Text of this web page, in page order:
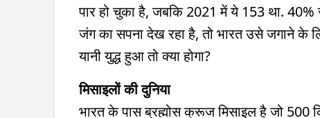
पार हो चुका है, जबकि 2021 में ये 153 था. 40%
जंग का सपना देख रहा है, तो भारत उसे जगाने के
यानी युद्ध हुआ तो क्या होगा?
मिसाइलों की दुनिया
भारत के पास ब्रह्मोस क्रूज मिसाइल है जो 500